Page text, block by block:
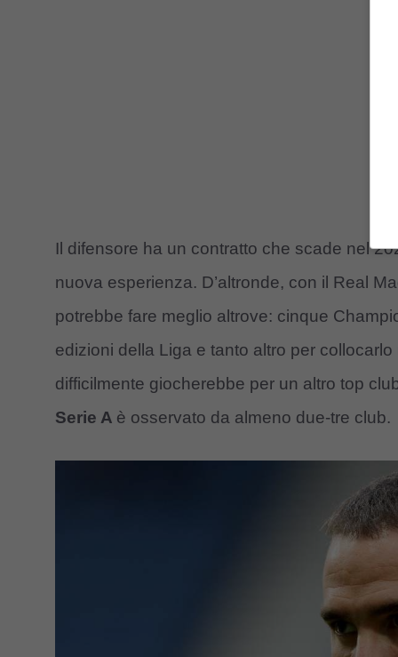
Il difensore ha un contratto che scade nel
nuova esperienza. D’altronde, con il Real
potrebbe fare meglio altrove: cinque
edizioni della Liga e tanto altro per
difficilmente giocherebbe per un altro top
Serie A è osservato da almeno due-tre club.